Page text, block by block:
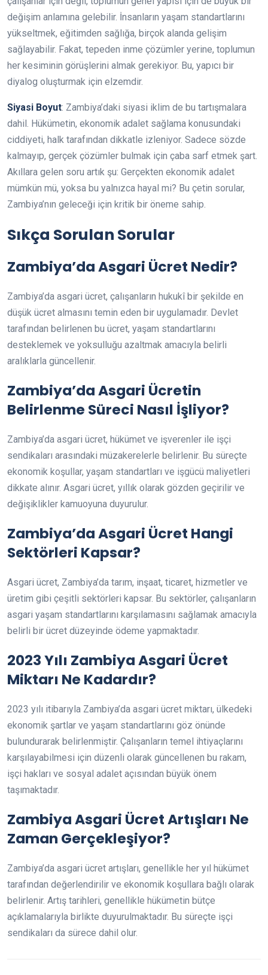
değişim anlamına gelebilir. İnsanların yaşam standartlarını
yükseltmek, eğitimden sağlığa, birçok alanda gelişim
sağlayabilir. Fakat, tepeden inme çözümler yerine, toplumun
her kesiminin görüşlerini almak gerekiyor. Bu, yapıcı bir
diyalog oluşturmak için elzemdir.
Siyasi Boyut: Zambiya’daki siyasi iklim de bu tartışmalara
dahil. Hükümetin, ekonomik adalet sağlama konusundaki
ciddiyeti, halk tarafından dikkatle izleniyor. Sadece sözde
kalmayıp, gerçek çözümler bulmak için çaba sarf etmek şart.
Akıllara gelen soru artık şu: Gerçekten ekonomik adalet
mümkün mü, yoksa bu yalnızca hayal mi? Bu çetin sorular,
Zambiya’nın geleceği için kritik bir öneme sahip.
Sıkça Sorulan Sorular
Zambiya’da Asgari Ücret Nedir?
Zambiya’da asgari ücret, çalışanların hukukî bir şekilde en
düşük ücret almasını temin eden bir uygulamadır. Devlet
tarafından belirlenen bu ücret, yaşam standartlarını
desteklemek ve yoksulluğu azaltmak amacıyla belirli
aralıklarla güncellenir.
Zambiya’da Asgari Ücretin
Belirlenme Süreci Nasıl İşliyor?
Zambiya’da asgari ücret, hükümet ve işverenler ile işçi
sendikaları arasındaki müzakerelerle belirlenir. Bu süreçte
ekonomik koşullar, yaşam standartları ve işgücü maliyetleri
dikkate alınır. Asgari ücret, yıllık olarak gözden geçirilir ve
değişiklikler kamuoyuna duyurulur.
Zambiya’da Asgari Ücret Hangi
Sektörleri Kapsar?
Asgari ücret, Zambiya’da tarım, inşaat, ticaret, hizmetler ve
üretim gibi çeşitli sektörleri kapsar. Bu sektörler, çalışanların
asgari yaşam standartlarını karşılamasını sağlamak amacıyla
belirli bir ücret düzeyinde ödeme yapmaktadır.
2023 Yılı Zambiya Asgari Ücret
Miktarı Ne Kadardır?
2023 yılı itibarıyla Zambiya’da asgari ücret miktarı, ülkedeki
ekonomik şartlar ve yaşam standartlarını göz önünde
bulundurarak belirlenmiştir. Çalışanların temel ihtiyaçlarını
karşılayabilmesi için düzenli olarak güncellenen bu rakam,
işçi hakları ve sosyal adalet açısından büyük önem
taşımaktadır.
Zambiya Asgari Ücret Artışları Ne
Zaman Gerçekleşiyor?
Zambiya’da asgari ücret artışları, genellikle her yıl hükümet
tarafından değerlendirilir ve ekonomik koşullara bağlı olarak
belirlenir. Artış tarihleri, genellikle hükümetin bütçe
açıklamalarıyla birlikte duyurulmaktadır. Bu süreçte işçi
sendikaları da sürece dahil olur.